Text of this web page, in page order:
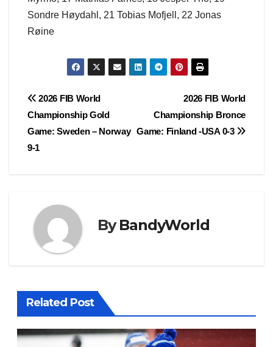
Sondre Høydahl, 21 Tobias Mofjell, 22 Jonas
Røine
Post
navigation
2026 FIB World
Championship Bronce
Game: Finland -USA 0-3
2026 FIB World
Championship Gold
Game: Sweden – Norway
9-1
ByBandyWorld
Related Post